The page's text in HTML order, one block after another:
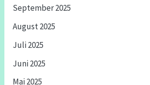
September 2025
August 2025
Juli 2025
Juni 2025
Mai 2025